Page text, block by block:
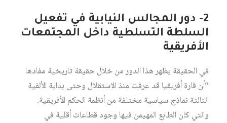
2- دور المجالس النيابية في تفعيل
السلطة التسلطية داخل المجتمعات
الأفريقية
في الحقيقة يظهر هذا الدور من خلال حقيقة تاريخية مفادها
“أن قارة أفريقيا قد عرفت منذ الاستقلال وحتى بداية الألفية
الثالثة نماذج سياسية مختلفة من أنظمة الحكم الأفريقية.
والتي كان الطابع المهيمن فيها وجود قطاعات أقلية في